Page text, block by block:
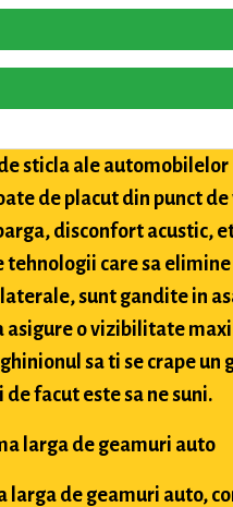
sticla ale automobilelor
de placut din punct
disconfort acustic,
tehnologii care sa
sunt gandite in
asigure o vizibilitate
ghinionul sa ti se crape
de facut este sa ne suni.
larga de geamuri auto
larga de geamuri auto,